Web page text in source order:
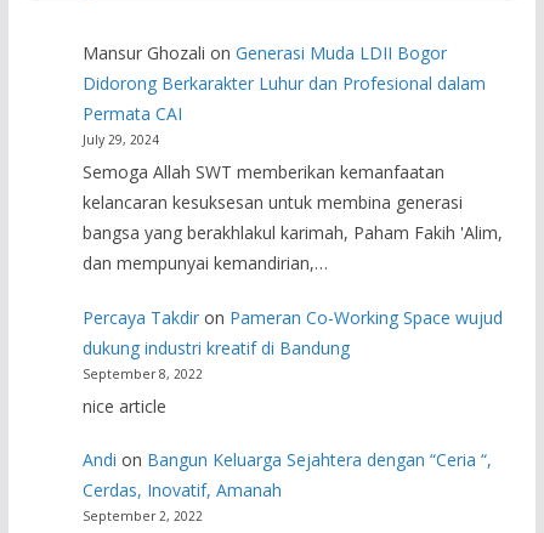
Mansur Ghozali onGenerasi Muda LDII Bogor
Didorong Berkarakter Luhur dan Profesional dalam
Permata CAI
July 29, 2024
Semoga Allah SWT memberikan kemanfaatan
kelancaran kesuksesan untuk membina generasi
bangsa yang berakhlakul karimah, Paham Fakih 'Alim,
dan mempunyai kemandirian,…
Percaya Takdir on Pameran Co-Working Space wujud
dukung industri kreatif di Bandung
September 8, 2022
nice article
Andi on Bangun Keluarga Sejahtera dengan “Ceria “,
Cerdas, Inovatif, Amanah
September 2, 2022